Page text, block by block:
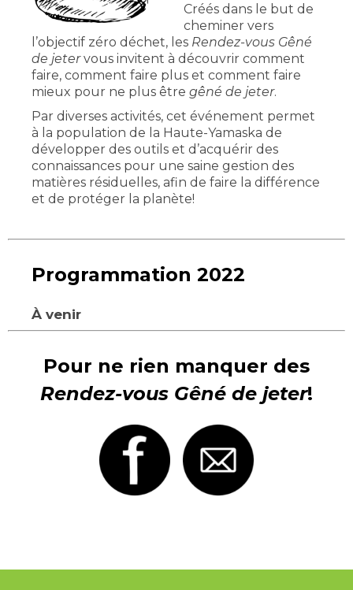
Créés dans le but de
cheminer vers
l’objectif zéro déchet, les Rendez-vous Gêné
de jetervous invitent à découvrir comment
faire, comment faire plus et comment faire
mieux pour ne plus être gêné de jeter.
Par diverses activités, cet événement permet
à la population de la Haute-Yamaska de
développer des outils et d’acquérir des
connaissances pour une saine gestion des
matières résiduelles, afin de faire la différence
et de protéger la planète!
Programmation 2022
À venir
Pour ne rien manquer des
Rendez-vous Gêné de jeter!